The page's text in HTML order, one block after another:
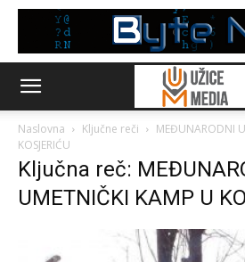
Naslovna Ključne reči
MEĐUNARODNI
KOSJERIĆU
Ključna reč:
UMETNIČKI KAMP U